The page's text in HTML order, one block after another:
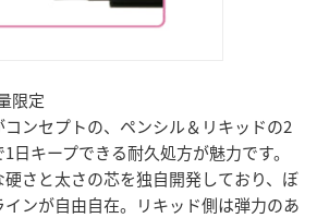
限定
コンセプトの、ペンシル＆リキッドの2
日キープできる耐久処方が魅力です。
さと太さの芯を独自開発しており、ぼ
ンが自由自在。リキッド側は弾力のあ